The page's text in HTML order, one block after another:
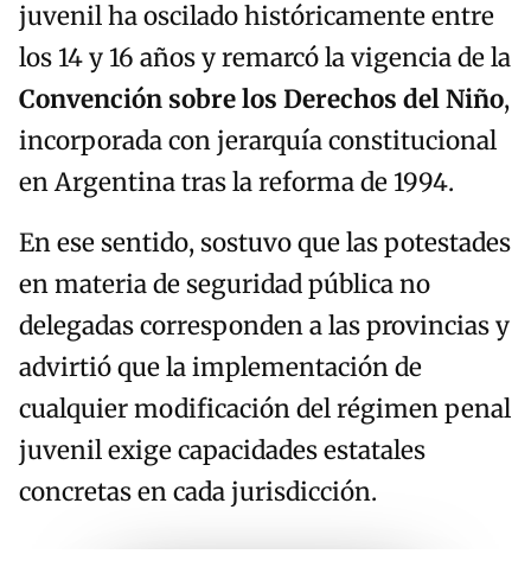
juvenil ha oscilado históricamente entre
los 14 y 16 años y remarcó la vigencia de la
Convención sobre los Derechos del Niño,
incorporada con jerarquía constitucional
en Argentina tras la reforma de 1994.
En ese sentido, sostuvo que las potestades
en materia de seguridad pública no
delegadas corresponden a las provincias y
advirtió que la implementación de
cualquier modificación del régimen penal
juvenil exige capacidades estatales
concretas en cada jurisdicción.